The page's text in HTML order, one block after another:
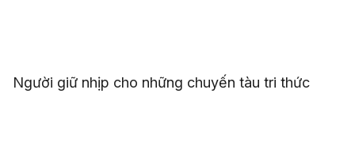
Người giữ nhịp cho những chuyến tàu tri thức